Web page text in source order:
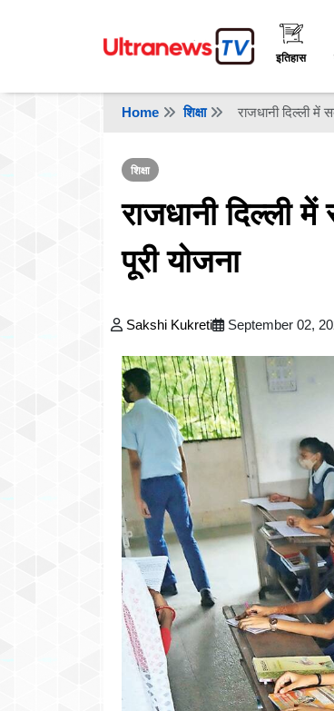
इतिहास
Home शिक्षा राजधानी दिल्ली में
शिक्षा
राजधानी दिल्ली
पूरी योजना
Sakshi Kukreti September 02,